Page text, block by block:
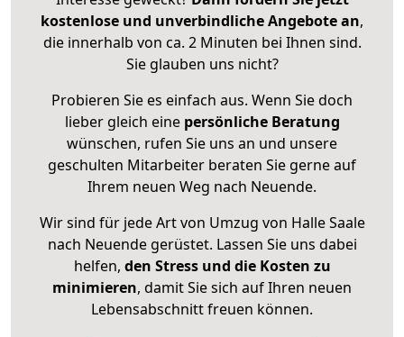
kostenlose und unverbindliche Angebote an,
die innerhalb von ca. 2 Minuten bei Ihnen sind.
Sie glauben uns nicht?
Probieren Sie es einfach aus. Wenn Sie doch
lieber gleich eine persönliche Beratung
wünschen, rufen Sie uns an und unsere
geschulten Mitarbeiter beraten Sie gerne auf
Ihrem neuen Weg nach Neuende.
Wir sind für jede Art von Umzug von Halle Saale
nach Neuende gerüstet. Lassen Sie uns dabei
helfen, den Stress und die Kosten zu
minimieren, damit Sie sich auf Ihren neuen
Lebensabschnitt freuen können.